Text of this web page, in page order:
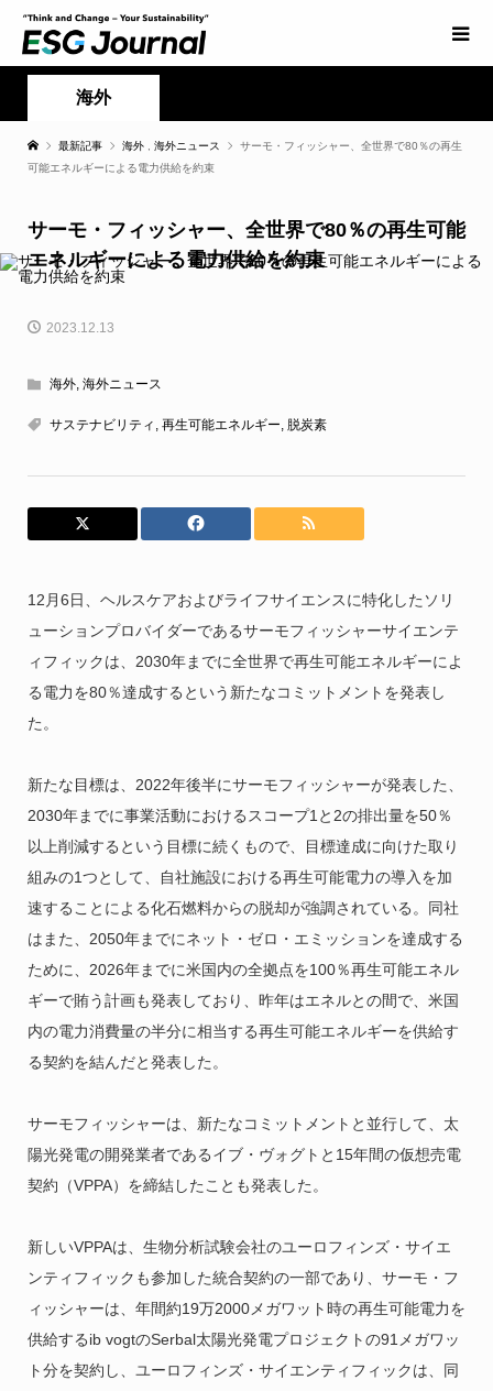
海外
最新記事 海外 海外ニュース
サーモ・フィッシャー、全世界で80％の再生
可能エネルギーによる電力供給を約束
サーモ・フィッシャー、全世界で80％の再生可能
エネルギーによる電力供給を約束
2023.12.13
海外, 海外ニュース
サステナビリティ , 再生可能エネルギー, 脱炭素
12月6日、ヘルスケアおよびライフサイエンスに特化したソリ
ューションプロバイダーであるサーモフィッシャーサイエンテ
ィフィックは、2030年までに全世界で再生可能エネルギーによ
る電力を80％達成するという新たなコミットメントを発表し
た。
新たな目標は、2022年後半にサーモフィッシャーが発表した、
2030年までに事業活動におけるスコープ1と2の排出量を50％
以上削減するという目標に続くもので、目標達成に向けた取り
組みの1つとして、自社施設における再生可能電力の導入を加
速することによる化石燃料からの脱却が強調されている。同社
はまた、2050年までにネット・ゼロ・エミッションを達成する
ために、2026年までに米国内の全拠点を100％再生可能エネル
ギーで賄う計画も発表しており、昨年はエネルとの間で、米国
内の電力消費量の半分に相当する再生可能エネルギーを供給す
る契約を結んだと発表した。
サーモフィッシャーは、新たなコミットメントと並行して、太
陽光発電の開発業者であるイブ・ヴォグトと15年間の仮想売電
契約（VPPA）を締結したことも発表した。
新しいVPPAは、生物分析試験会社のユーロフィンズ・サイエ
ンティフィックも参加した統合契約の一部であり、サーモ・フ
ィッシャーは、年間約19万2000メガワット時の再生可能電力を
供給するib vogtのSerbal太陽光発電プロジェクトの91メガワッ
ト分を契約し、ユーロフィンズ・サイエンティフィックは、同